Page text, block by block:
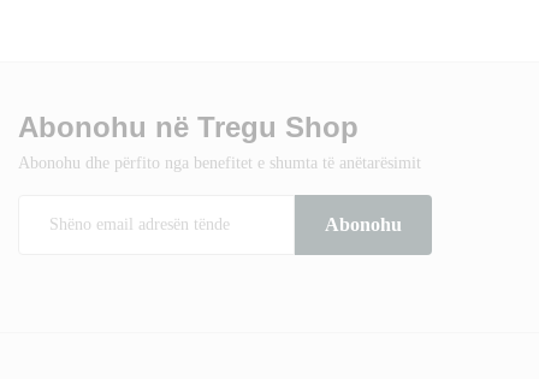
Abonohu në Tregu Shop
Abonohu dhe përfito nga benefitet e shumta të anëtarësimit